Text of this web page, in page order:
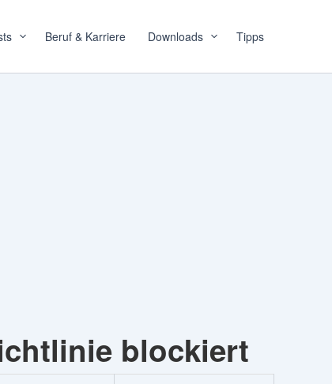
Beruf & Karriere Downloads Tipps
blockiert